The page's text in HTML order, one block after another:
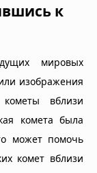
к
мировых
изображения
вблизи
комета была
может помочь
комет вблизи